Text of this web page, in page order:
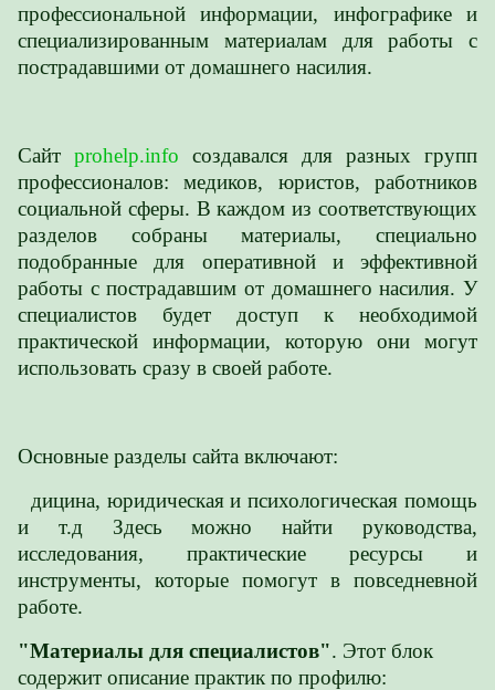
профессиональной информации, инфографике и
специализированным материалам для работы с
пострадавшими от домашнего насилия.
Сайт prohelp.info создавался для разных групп
профессионалов: медиков, юристов, работников
социальной сферы. В каждом из соответствующих
разделов собраны материалы, специально
подобранные для оперативной и эффективной
работы с пострадавшим от домашнего насилия. У
специалистов будет доступ к необходимой
практической информации, которую они могут
использовать сразу в своей работе.
Основные разделы сайта включают:
дицина, юридическая и психологическая помощь
и т.д Здесь можно найти руководства,
исследования, практические ресурсы и
инструменты, которые помогут в повседневной
работе.
"Материалы для специалистов". Этот блок
содержит описание практик по профилю: